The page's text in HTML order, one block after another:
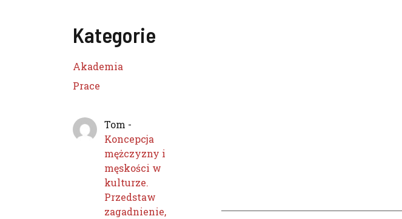
Kategorie
Akademia
Prace
Tom -
Koncepcja
mężczyzny i
męskości w
kulturze.
Przedstaw
zagadnienie,